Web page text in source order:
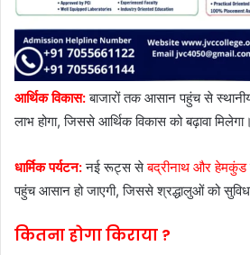
आर्थिक विकास: बाजारों तक आसान पहुंच से
लाभ होगा, जिससे आर्थिक विकास को बढ़ावा मिलेगा।
धार्मिक पर्यटन: नई रूट्स सेबद्रीनाथ और हेमकुंड
पहुंच आसान हो जाएगी, जिससे श्रद्धालुओं को
कितना होगा किराया ?